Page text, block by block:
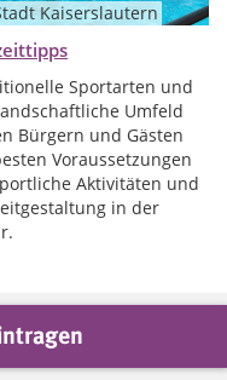
Kaiserslautern
Sportarten und
Umfeld
Bürgern und Gästen
Voraussetzungen
Aktivitäten und
in der